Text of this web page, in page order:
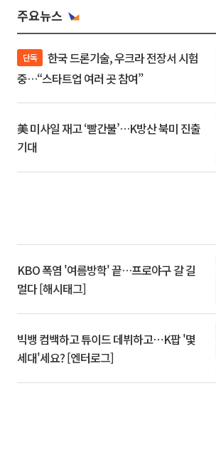
주요뉴스
단독
중…“스타트업 여러 곳 참여”
美 미사일 재고 ‘빨간불’…K방산 북미 진출
기대
KBO 폭염 '여름방학' 끝…프로야구 갈 길
멀다 [해시태그]
빅뱅 컴백하고 튜이드 데뷔하고⋯K팝 '몇
세대'세요? [엔터로그]